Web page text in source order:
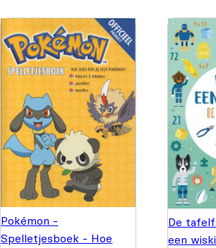
Pokémon -
Spelletjesboek - Hoe
De
een